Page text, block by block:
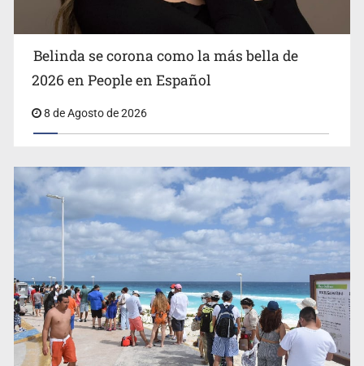
EU reanudará este sábado inspecciones de aguacate en
Michoacán
Belinda se corona como la más bella de
2026 en People en Español
8 de Agosto de 2026